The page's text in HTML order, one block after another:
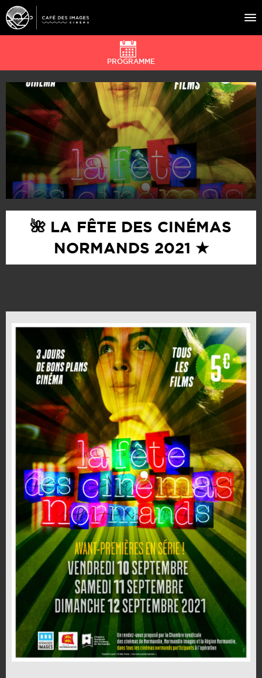
À L’AFFICHE
ÉVÉNEMENTS
CAFÉ DU CINÉ
PRATIQUE
ÉDUCATION AUX IMAGES
PROGRAMME
🌺 LA FÊTE DES CINÉMAS
NORMANDS 2021 ★